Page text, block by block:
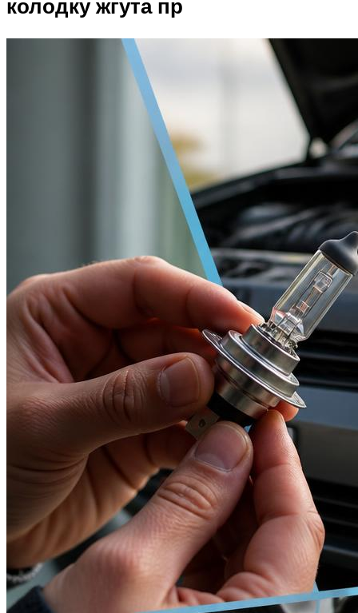
колодку жгута пр